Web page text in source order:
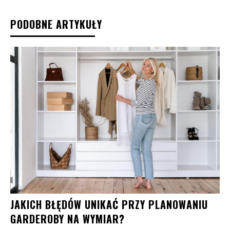
PODOBNE ARTYKUŁY
JAKICH BŁĘDÓW UNIKAĆ PRZY PLANOWANIU
GARDEROBY NA WYMIAR?